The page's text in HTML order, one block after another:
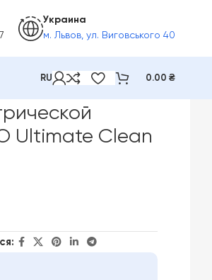
Украина
м. Львов, ул. Виговського 40
RU 0.00 ₴
Ultimate Clean